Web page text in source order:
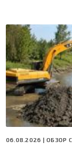
06.08.2026 | ОБЗОР